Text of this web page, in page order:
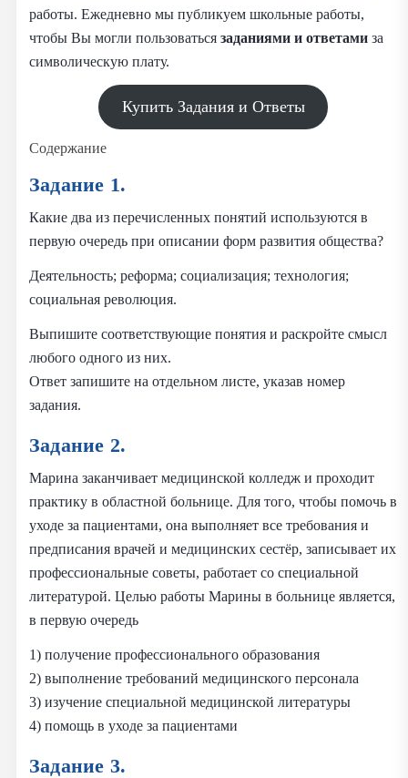
работы. Ежедневно мы публикуем школьные работы,
чтобы Вы могли пользоваться заданиями и ответами за
символическую плату.
Купить Задания и Ответы
Содержание
Задание 1.
Какие два из перечисленных понятий используются в
первую очередь при описании форм развития общества?
Деятельность; реформа; социализация; технология;
социальная революция.
Выпишите соответствующие понятия и раскройте смысл
любого одного из них.
Ответ запишите на отдельном листе, указав номер
задания.
Задание 2.
Марина заканчивает медицинской колледж и проходит
практику в областной больнице. Для того, чтобы помочь в
уходе за пациентами, она выполняет все требования и
предписания врачей и медицинских сестёр, записывает их
профессиональные советы, работает со специальной
литературой. Целью работы Марины в больнице является,
в первую очередь
1) получение профессионального образования
2) выполнение требований медицинского персонала
3) изучение специальной медицинской литературы
4) помощь в уходе за пациентами
Задание 3.